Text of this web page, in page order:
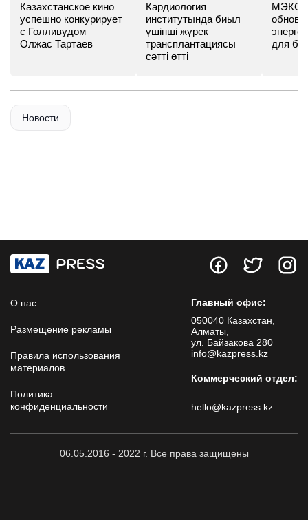
Казахстанское кино
успешно конкурирует
с Голливудом —
Олжас Тартаев
Кардиология
институтында биыл
үшінші жүрек
трансплантациясы
сәтті өтті
МЭКС -
для
Новости
О нас
Размещение рекламы
Правила использования
материалов
Политика
конфиденциальности
Главный офис:
050040 Казахстан,
Алматы,
ул. Байзакова 280
info@kazpress.kz
Коммерческий отдел:
hello@kazpress.kz
06.05.2016 - 2022 г. Все права защищены